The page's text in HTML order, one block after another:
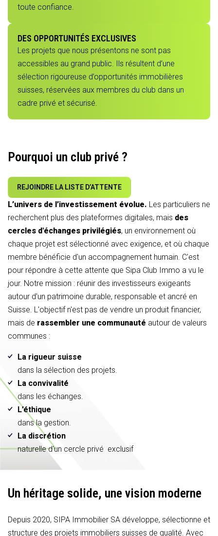
toute confiance.
DES OPPORTUNITÉS EXCLUSIVES
Les projets que nous présentons ne sont pas
accessibles au grand public. Ils résultent d’une
sélection rigoureuse d’opportunités immobilières
suisses, réservées aux membres du club dans un
cadre privé et sécurisé.
Pourquoi un club privé ?
REJOINDRE LA LISTE D’ATTENTE
L’univers de l’investissement évolue. Les particuliers ne
recherchent plus des plateformes digitales, mais des
cercles d'échanges privilégiés, un environnement où
chaque projet est sélectionné avec exigence, et où chaque
membre bénéficie d'un accompagnement humain. C'est
pour répondre à cette attente que Sipa Club Immo a vu le
jour. Notre mission : réunir des investisseurs exigeants
autour d'un patrimoine durable, responsable et ancré en
Suisse. L'objectif n'est pas de vendre un produit financier,
mais de rassembler une communauté autour de valeurs
communes :
La rigueur suisse
dans la sélection des projets.
La convivalité
dans les échanges.
L’éthique
dans la gestion.
La discrétion
naturelle d'un cercle privé exclusif
Un héritage solide, une vision moderne
Depuis 2020, SIPA Immobilier SA développe, sélectionne et
structure des projets immobiliers suisses de qualité. Avec